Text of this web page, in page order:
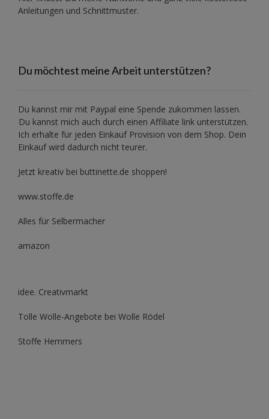
Anleitungen und Schnittmuster.
Du möchtest meine Arbeit unterstützen?
Du kannst mir mit Paypal eine Spende zukommen lassen.
Du kannst mich auch durch einen Affiliate link unterstützen.
Ich erhalte für jeden Einkauf Provision von dem Shop. Dein
Einkauf wird dadurch nicht teurer.
Jetzt kreativ bei buttinette.de shoppen!
www.stoffe.de
Alles für Selbermacher
amazon
idee. Creativmarkt
Tolle Wolle-Angebote bei Wolle Rödel
Stoffe Hemmers